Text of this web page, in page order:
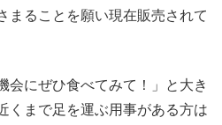
まることを願い現在販売されて
会にぜひ食べてみて！」と大き
くまで足を運ぶ用事がある方は